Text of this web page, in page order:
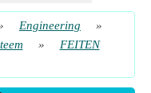
Engineering
»
»
FEITEN